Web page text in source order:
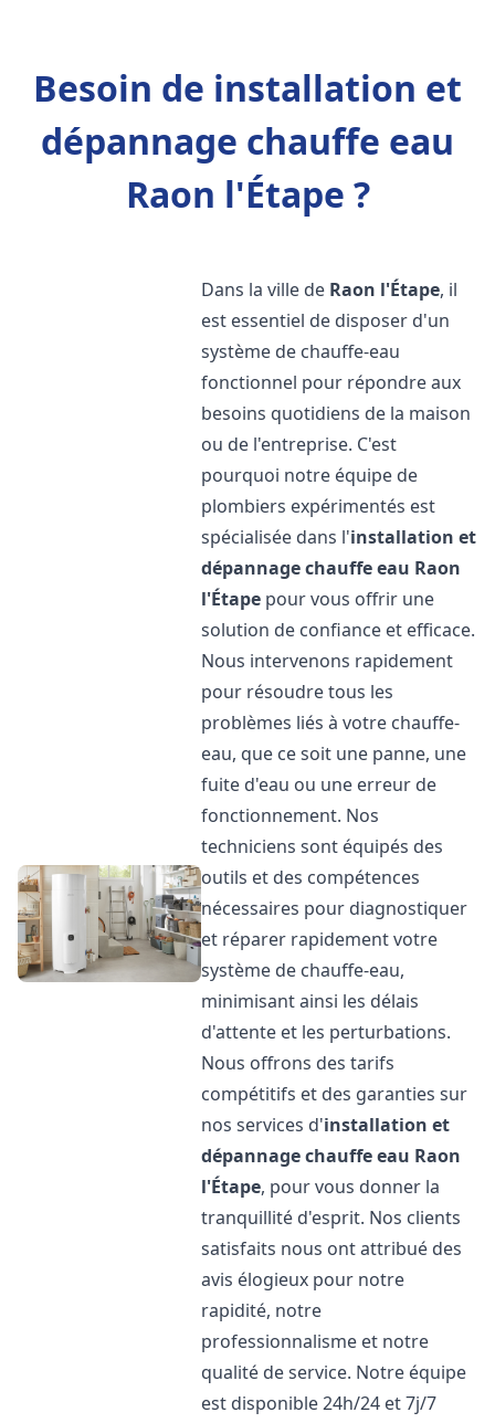
Besoin de installation et
dépannage chauffe eau
Raon l'Étape ?
Dans la ville de Raon l'Étape, il
est essentiel de disposer d'un
système de chauffe-eau
fonctionnel pour répondre aux
besoins quotidiens de la maison
ou de l'entreprise. C'est
pourquoi notre équipe de
plombiers expérimentés est
spécialisée dans l'installation et
dépannage chauffe eau Raon
l'Étape pour vous offrir une
solution de confiance et efficace.
Nous intervenons rapidement
pour résoudre tous les
problèmes liés à votre chauffe-
eau, que ce soit une panne, une
fuite d'eau ou une erreur de
fonctionnement. Nos
techniciens sont équipés des
outils et des compétences
nécessaires pour diagnostiquer
et réparer rapidement votre
système de chauffe-eau,
minimisant ainsi les délais
d'attente et les perturbations.
Nous offrons des tarifs
compétitifs et des garanties sur
nos services d'installation et
dépannage chauffe eau Raon
l'Étape, pour vous donner la
tranquillité d'esprit. Nos clients
satisfaits nous ont attribué des
avis élogieux pour notre
rapidité, notre
professionnalisme et notre
qualité de service. Notre équipe
est disponible 24h/24 et 7j/7